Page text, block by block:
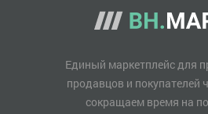
Единый маркетплейс для
продавцов и покупателей
сокращаем время на